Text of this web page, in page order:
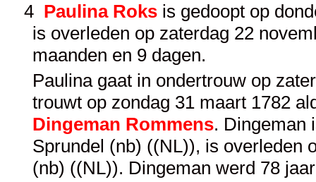
4 Paulina Roksis gedoopt op
is overleden op zaterdag 22
maanden en 9 dagen.
Paulina gaat in ondertrouw op
trouwt op zondag 31 maart 1782
Dingeman Rommens. Dingeman
Sprundel (nb) ((NL)), is overleden
(nb) ((NL)). Dingeman werd 78